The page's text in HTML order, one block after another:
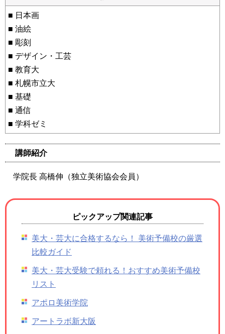
■ 日本画
■ 油絵
■ 彫刻
■ デザイン・工芸
■ 教育大
■ 札幌市立大
■ 基礎
■ 通信
■ 学科ゼミ
講師紹介
学院長 高橋伸（独立美術協会会員）
ピックアップ関連記事
美大・芸大に合格するなら！ 美術予備校の厳選
比較ガイド
美大・芸大受験で頼れる！おすすめ美術予備校
リスト
アポロ美術学院
アートラボ新大阪